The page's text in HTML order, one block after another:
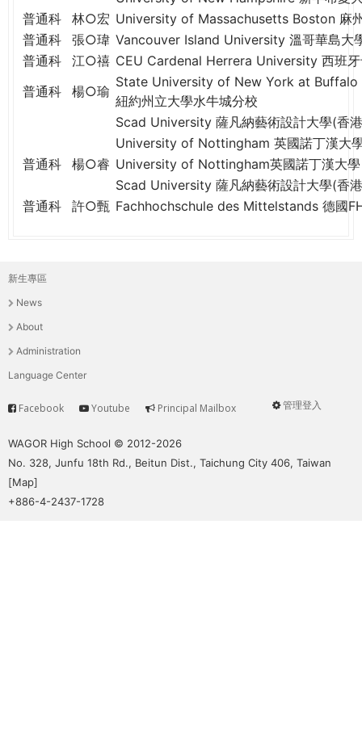
普通科
林○宏 University of Massachusetts Boston 麻
普通科
張○瑋 Vancouver Island University 溫哥華島大
普通科
江○禧 CEU Cardenal Herrera University 西班
普通科
楊○瑜
State University of New York at Buffalo
紐約州立大學水牛城分校
Scad University 薩凡納藝術設計大學(香
University of Nottingham 英國諾丁漢大
普通科
楊○睿 University of Nottingham英國諾丁漢大學
Scad University 薩凡納藝術設計大學(香
普通科
許○甄 Fachhochschule des Mittelstands 德國
主
選
單
新生專區
News
About
Administration
Language Center
User
管理登入
Service
Facebook Youtube Principal Mailbox
WAGOR High School © 2012-2026
No. 328, Junfu 18th Rd., Beitun Dist., Taichung City 406, Taiwan
[Map]
+886-4-2437-1728